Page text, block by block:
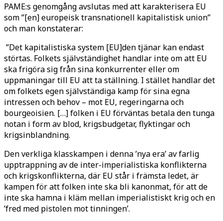
PAME:s genomgång avslutas med att karakterisera EU
som ”[en] europeisk transnationell kapitalistisk union”
och man konstaterar:
”Det kapitalistiska system [EU]den tjänar kan endast
störtas. Folkets självständighet handlar inte om att EU
ska frigöra sig från sina konkurrenter eller om
uppmaningar till EU att ta ställning. I stället handlar det
om folkets egen självständiga kamp för sina egna
intressen och behov – mot EU, regeringarna och
bourgeoisien. […] folken i EU förväntas betala den tunga
notan i form av blod, krigsbudgetar, flyktingar och
krigsinblandning.
Den verkliga klasskampen i denna ’nya era’ av farlig
upptrappning av de inter-imperialistiska konflikterna
och krigskonflikterna, där EU står i främsta ledet, är
kampen för att folken inte ska bli kanonmat, för att de
inte ska hamna i kläm mellan imperialistiskt krig och en
’fred med pistolen mot tinningen’.